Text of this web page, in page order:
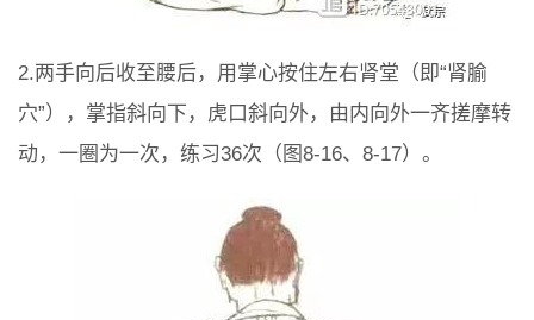
2.两手向后收至腰后，用掌心按住左右肾堂（即“肾腧
穴”），掌指斜向下，虎口斜向外，由内向外一齐搓摩转
动，一圈为一次，练习36次（图8-16、8-17）。